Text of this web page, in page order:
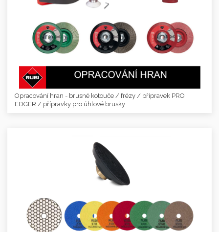
Opracování hran - brusné kotouče / frézy / přípravek PRO
EDGER / přípravky pro úhlové brusky